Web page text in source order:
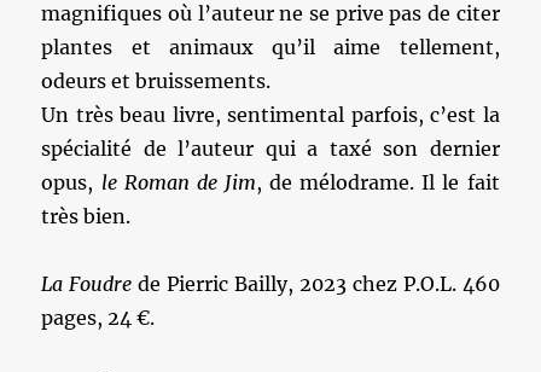
magnifiques où l’auteur ne se prive pas de citer
plantes et animaux qu’il aime tellement,
odeurs et bruissements.
Un très beau livre, sentimental parfois, c’est la
spécialité de l’auteur qui a taxé son dernier
opus, le Roman de Jim, de mélodrame. Il le fait
très bien.
La Foudre de Pierric Bailly, 2023 chez P.O.L. 460
pages, 24 €.